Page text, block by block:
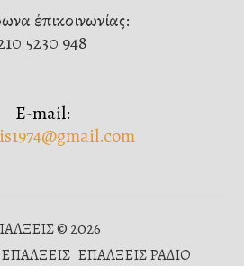
ἐπικοινωνίας:
5230 948
E-mail:
© 2026
ΕΠΑΛΞΕΙΣ ΡΑΔΙΟ